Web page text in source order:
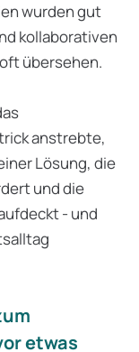
wurden gut
kollaborativen
übersehen.
anstrebte,
Lösung, die
und die
- und
etwas